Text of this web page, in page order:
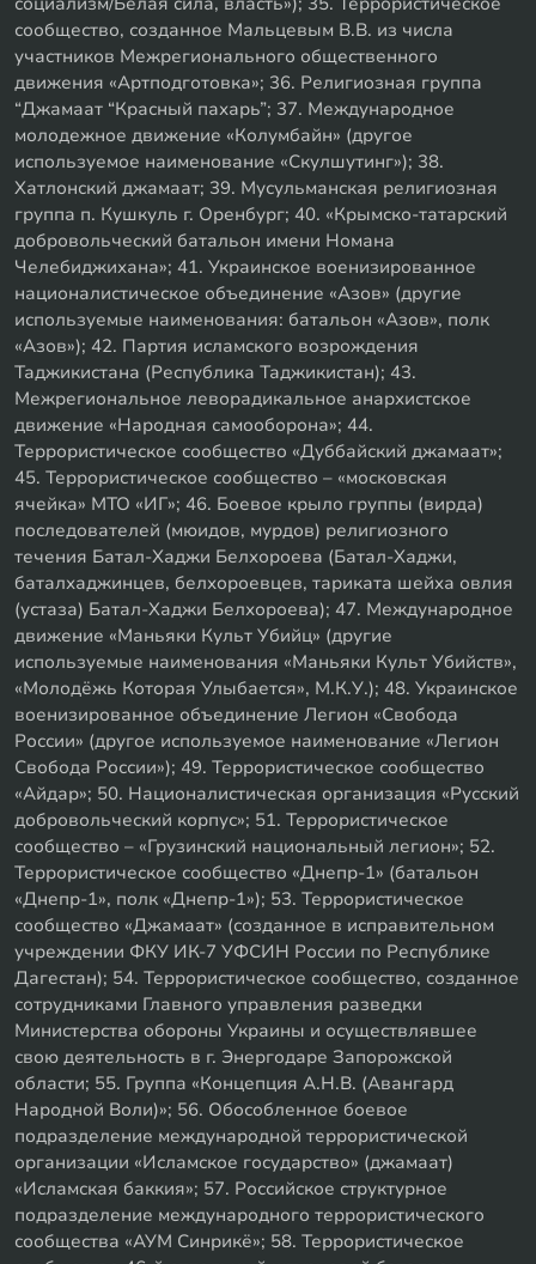
сообщество, созданное Мальцевым В.В. из числа
участников Межрегионального общественного
движения «Артподготовка»; 36. Религиозная группа
“Джамаат “Красный пахарь”; 37. Международное
молодежное движение «Колумбайн» (другое
используемое наименование «Скулшутинг»); 38.
Хатлонский джамаат; 39. Мусульманская религиозная
группа п. Кушкуль г. Оренбург; 40. «Крымско-татарский
добровольческий батальон имени Номана
Челебиджихана»; 41. Украинское военизированное
националистическое объединение «Азов» (другие
используемые наименования: батальон «Азов», полк
«Азов»); 42. Партия исламского возрождения
Таджикистана (Республика Таджикистан); 43.
Межрегиональное леворадикальное анархистское
движение «Народная самооборона»; 44.
Террористическое сообщество «Дуббайский джамаат»;
45. Террористическое сообщество – «московская
ячейка» МТО «ИГ»; 46. Боевое крыло группы (вирда)
последователей (мюидов, мурдов) религиозного
течения Батал-Хаджи Белхороева (Батал-Хаджи,
баталхаджинцев, белхороевцев, тариката шейха овлия
(устаза) Батал-Хаджи Белхороева); 47. Международное
движение «Маньяки Культ Убийц» (другие
используемые наименования «Маньяки Культ Убийств»,
«Молодёжь Которая Улыбается», М.К.У.); 48. Украинское
военизированное объединение Легион «Свобода
России» (другое используемое наименование «Легион
Свобода России»); 49. Террористическое сообщество
«Айдар»; 50. Националистическая организация «Русский
добровольческий корпус»; 51. Террористическое
сообщество – «Грузинский национальный легион»; 52.
Террористическое сообщество «Днепр-1» (батальон
«Днепр-1», полк «Днепр-1»); 53. Террористическое
сообщество «Джамаат» (созданное в исправительном
учреждении ФКУ ИК-7 УФСИН России по Республике
Дагестан); 54. Террористическое сообщество, созданное
сотрудниками Главного управления разведки
Министерства обороны Украины и осуществлявшее
свою деятельность в г. Энергодаре Запорожской
области; 55. Группа «Концепция А.Н.В. (Авангард
Народной Воли)»; 56. Обособленное боевое
подразделение международной террористической
организации «Исламское государство» (джамаат)
«Исламская баккия»; 57. Российское структурное
подразделение международного террористического
сообщества «АУМ Синрикё»; 58. Террористическое